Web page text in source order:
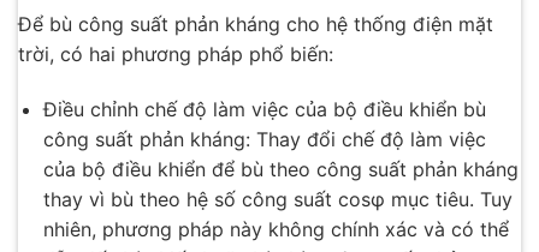
Để bù công suất phản kháng cho hệ thống điện mặt
trời, có hai phương pháp phổ biến:
Điều chỉnh chế độ làm việc của bộ điều khiển bù
công suất phản kháng: Thay đổi chế độ làm việc
của bộ điều khiển để bù theo công suất phản kháng
thay vì bù theo hệ số công suất cosφ mục tiêu. Tuy
nhiên, phương pháp này không chính xác và có thể